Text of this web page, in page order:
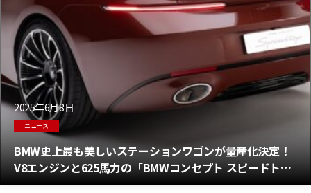
2025年6月8日
ニュース
BMW史上最も美しいステーションワゴンが量産化決定！
V8エンジンと625馬力の「BMWコンセプト スピードトッ
プ」とは？